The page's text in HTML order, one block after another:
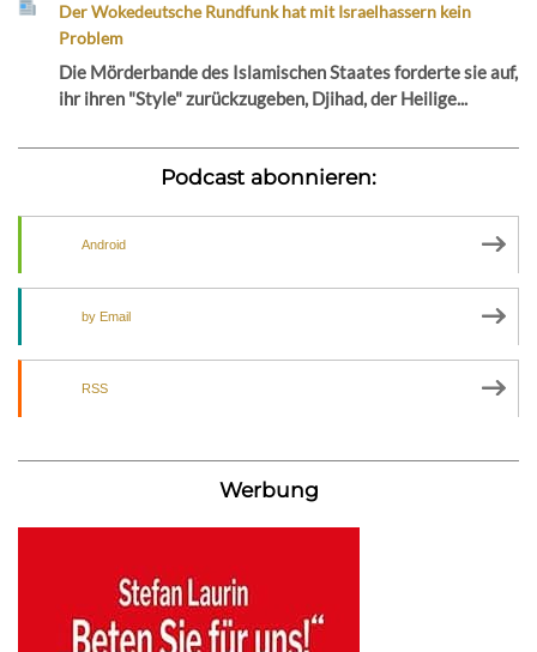
Der Wokedeutsche Rundfunk hat mit Israelhassern kein
Problem
Die Mörderbande des Islamischen Staates forderte sie auf,
ihr ihren "Style" zurückzugeben, Djihad, der Heilige...
Podcast abonnieren:
Android
by Email
RSS
Werbung